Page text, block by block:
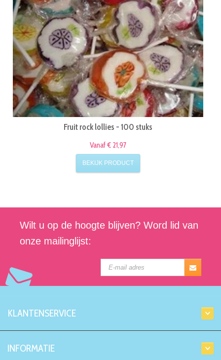
Fruit rock lollies - 100 stuks
Vanaf € 21,97
BEKIJK PRODUCT
Wilt u op de hoogte blijven? Word lid van
onze mailinglijst:
KLANTENSERVICE
INFORMATIE